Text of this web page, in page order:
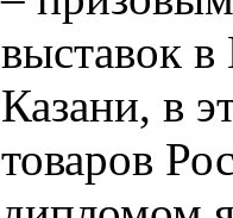
выставок
Казани, в
товаров